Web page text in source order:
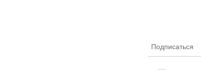
Подписаться